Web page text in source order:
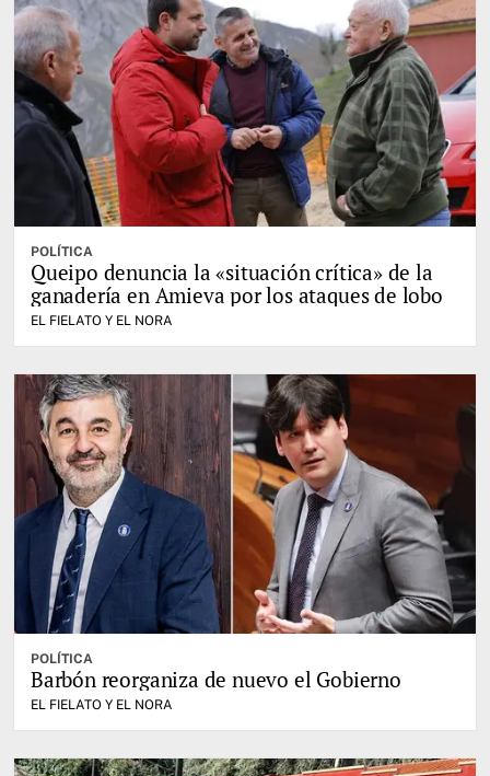
POLÍTICA
Queipo denuncia la «situación crítica» de la
ganadería en Amieva por los ataques de lobo
EL FIELATO Y EL NORA
POLÍTICA
Barbón reorganiza de nuevo el Gobierno
EL FIELATO Y EL NORA